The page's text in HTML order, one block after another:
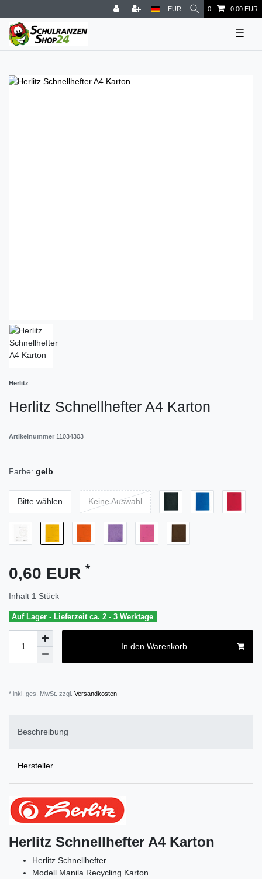
EUR 0 0,00 EUR
☰
Herlitz
Herlitz Schnellhefter A4 Karton
Artikelnummer 11034303
Farbe: gelb
Bitte wählen Keine Auswahl
0,60 EUR *
Inhalt 1 Stück
Auf Lager - Lieferzeit ca. 2 - 3 Werktage
In den Warenkorb
* inkl. ges. MwSt. zzgl. Versandkosten
Beschreibung
Hersteller
Herlitz Schnellhefter A4 Karton
Herlitz Schnellhefter
Modell Manila Recycling Karton